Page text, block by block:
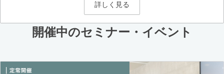
詳しく見る
開催中のセミナー・イベント